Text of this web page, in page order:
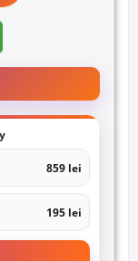
859 lei
195 lei